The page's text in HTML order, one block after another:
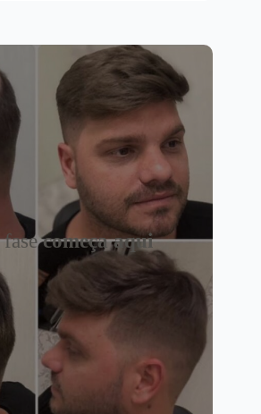
fasecomeça aqui